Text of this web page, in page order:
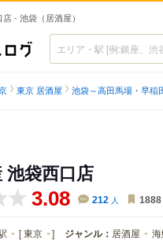
- 池袋（居酒屋）
食べログ
東京 居酒屋 池袋～高田馬場・早稲
池袋西口店
3.08 212 人 1888
[東京 ] ジャンル： 居酒屋